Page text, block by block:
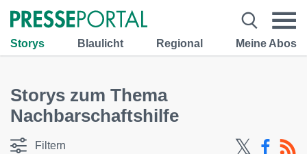
Storys Blaulicht Regional Meine Abos
Storys zum Thema
Nachbarschaftshilfe
Filtern